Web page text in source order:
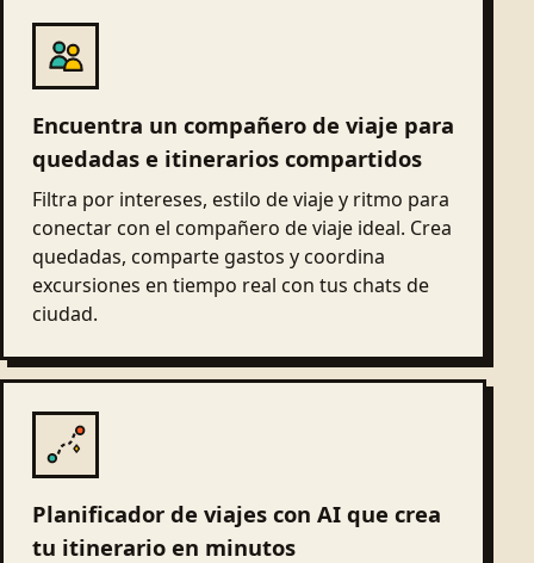
Encuentra un compañero de viaje para
quedadas e itinerarios compartidos
Filtra por intereses, estilo de viaje y ritmo para
conectar con el compañero de viaje ideal. Crea
quedadas, comparte gastos y coordina
excursiones en tiempo real con tus chats de
ciudad.
Planificador de viajes con AI que crea
tu itinerario en minutos